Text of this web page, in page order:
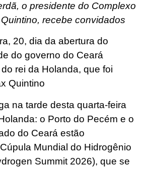
o presidente do Complexo
recebe convidados
20, dia da abertura do
do governo do Ceará
rei da Holanda, que foi
Quintino
na tarde desta quarta-feira
o Porto do Pecém e o
do Ceará estão
Mundial do Hidrogênio
Summit 2026), que se